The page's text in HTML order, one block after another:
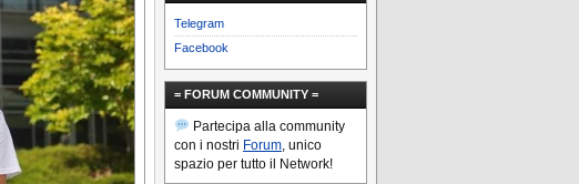
Telegram
Facebook
= FORUM COMMUNITY =
Partecipa alla community
con i nostri Forum, unico
spazio per tutto il Network!